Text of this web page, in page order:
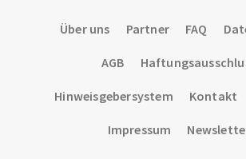
Über uns Partner FAQ
AGB
Hinweisgebersystem Kontakt
Impressum